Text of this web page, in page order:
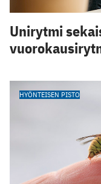
Unirytmi
HYÖNTEISEN PISTO